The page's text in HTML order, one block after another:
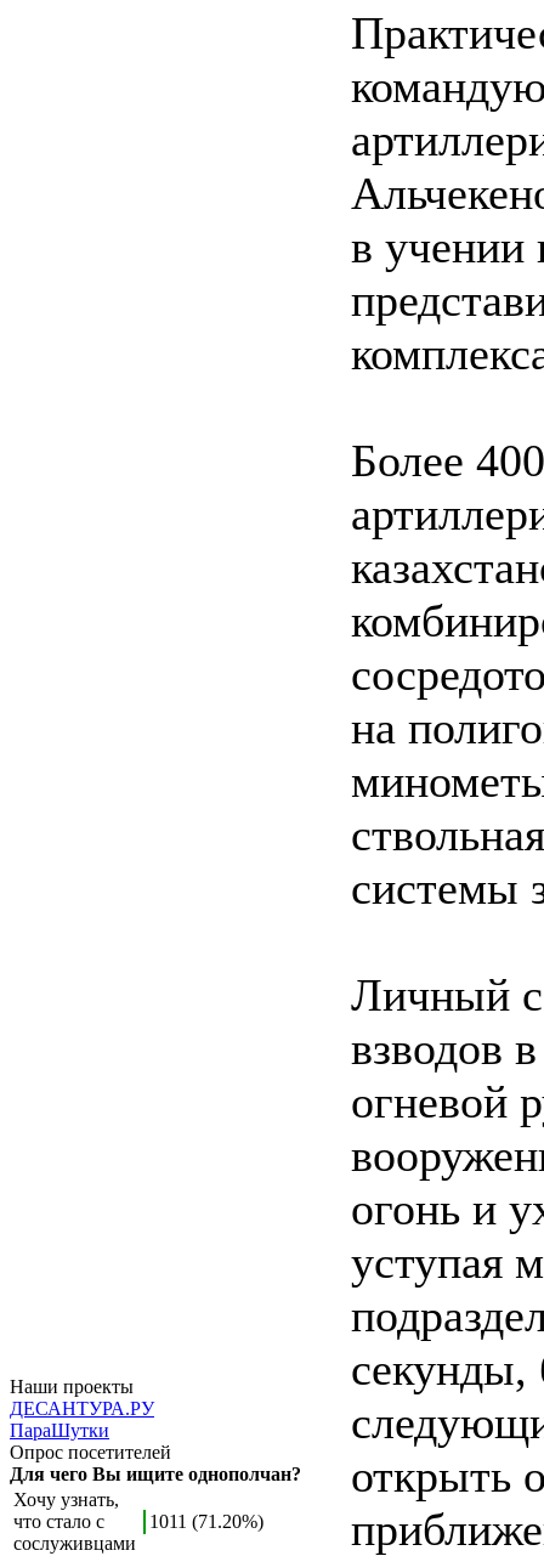
Наши проекты
ДЕСАНТУРА.РУ
ПараШутки
Опрос посетителей
Для чего Вы ищите однополчан?
Хочу узнать,
что стало с
сослуживцами
1011 (71.20%)
в учении
Более
на
системы
Личный
взводов
огневой
огонь и
уступая
секунды,
открыть